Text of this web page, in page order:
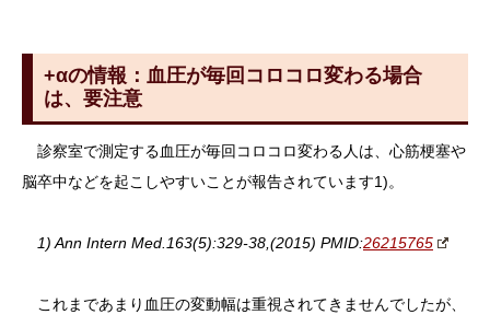
+αの情報：血圧が毎回コロコロ変わる場合
は、要注意
診察室で測定する血圧が毎回コロコロ変わる人は、心筋梗塞や
脳卒中などを起こしやすいことが報告されています1)。
1) Ann Intern Med. 163(5):329-38,(2015) PMID:26215765
これまであまり血圧の変動幅は重視されてきませんでしたが、